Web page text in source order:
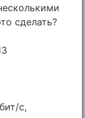
сделать?
с,